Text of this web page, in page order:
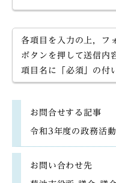
各項目を入力の上，フ
ボタンを押して送信内
項目名に「必須」の付
お問合せする記事
令和3年度の政務活
お問い合わせ先